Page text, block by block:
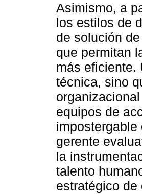
Asimismo, a
los estilos de
de solución
que permitan
más eficiente.
técnica, sino
equipos de
gerente
la
talento
estratégico